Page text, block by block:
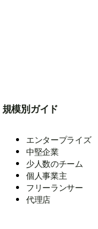
規模別ガイド
エンタープライズ
中堅企業
少人数のチーム
個人事業主
フリーランサー
代理店